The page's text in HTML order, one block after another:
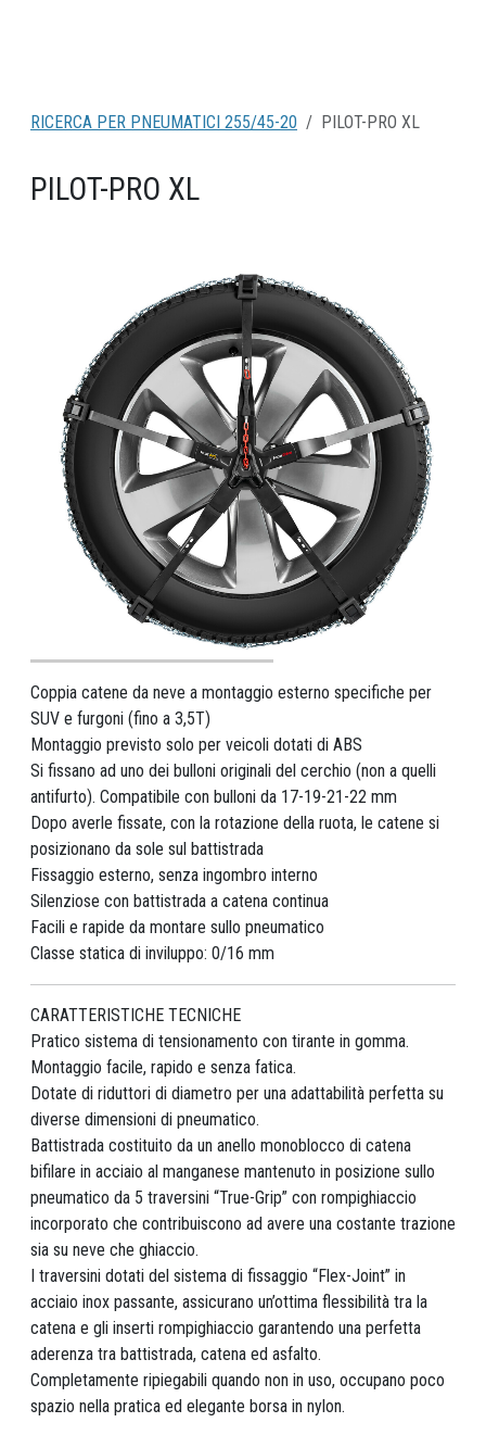
RICERCA PER PNEUMATICI 255/45-20 PILOT-PRO XL
PILOT-PRO XL
Coppia catene da neve a montaggio esterno specifiche per
SUV e furgoni (fino a 3,5T)
Montaggio previsto solo per veicoli dotati di ABS
Si fissano ad uno dei bulloni originali del cerchio (non a quelli
antifurto). Compatibile con bulloni da 17-19-21-22 mm
Dopo averle fissate, con la rotazione della ruota, le catene si
posizionano da sole sul battistrada
Fissaggio esterno, senza ingombro interno
Silenziose con battistrada a catena continua
Facili e rapide da montare sullo pneumatico
Classe statica di inviluppo: 0/16 mm
CARATTERISTICHE TECNICHE
Pratico sistema di tensionamento con tirante in gomma.
Montaggio facile, rapido e senza fatica.
Dotate di riduttori di diametro per una adattabilità perfetta su
diverse dimensioni di pneumatico.
Battistrada costituito da un anello monoblocco di catena
bifilare in acciaio al manganese mantenuto in posizione sullo
pneumatico da 5 traversini “True-Grip” con rompighiaccio
incorporato che contribuiscono ad avere una costante trazione
sia su neve che ghiaccio.
I traversini dotati del sistema di fissaggio “Flex-Joint” in
acciaio inox passante, assicurano un’ottima flessibilità tra la
catena e gli inserti rompighiaccio garantendo una perfetta
aderenza tra battistrada, catena ed asfalto.
Completamente ripiegabili quando non in uso, occupano poco
spazio nella pratica ed elegante borsa in nylon.